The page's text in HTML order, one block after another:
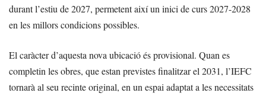
durant l’estiu de 2027, permetent així un inici de curs 2027-2028
en les millors condicions possibles.
El caràcter d’aquesta nova ubicació és provisional. Quan es
completin les obres, que estan previstes finalitzar el 2031, l’IEFC
tornarà al seu recinte original, en un espai adaptat a les necessitats